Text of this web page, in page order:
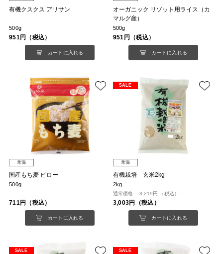
有機クスクス アリサン
500g
951円（税込）
カートに入れる
オーガニック リゾット用ライス（カ
マルグ産）
500g
951円（税込）
カートに入れる
常温
国産もち麦 ピロー
500g
711円（税込）
カートに入れる
SALE
常温
有機栽培 玄米2kg
2kg
通常価格 3,219円 （税込）
3,003円（税込）
カートに入れる
SALE SALE